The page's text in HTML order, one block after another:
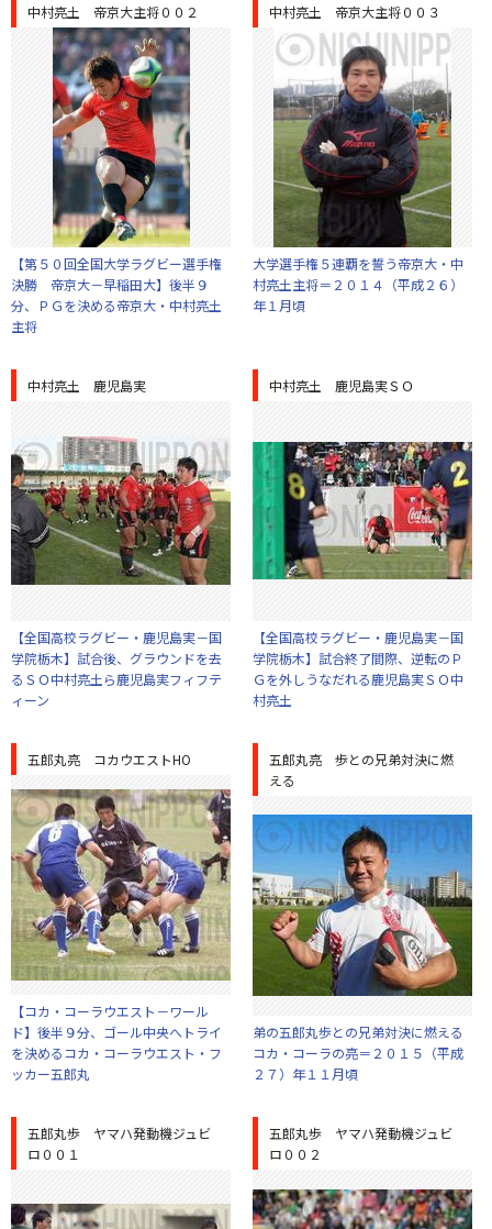
中村亮土 帝京大主将００２
【第５０回全国大学ラグビー選手権
決勝 帝京大－早稲田大】後半９
分、ＰＧを決める帝京大・中村亮土
主将
中村亮土 帝京大主将００３
大学選手権５連覇を誓う帝京大・中
村亮土主将＝２０１４（平成２６）
年１月頃
中村亮土 鹿児島実
【全国高校ラグビー・鹿児島実－国
学院栃木】試合後、グラウンドを去
るＳＯ中村亮土ら鹿児島実フィフテ
ィーン
中村亮土 鹿児島実ＳＯ
【全国高校ラグビー・鹿児島実－国
学院栃木】試合終了間際、逆転のＰ
Ｇを外しうなだれる鹿児島実ＳＯ中
村亮土
五郎丸亮 コカウエストHO
【コカ・コーラウエスト－ワール
ド】後半９分、ゴール中央へトライ
を決めるコカ・コーラウエスト・フ
ッカー五郎丸
五郎丸亮 歩との兄弟対決に燃
える
弟の五郎丸歩との兄弟対決に燃える
コカ・コーラの亮＝２０１５（平成
２７）年１１月頃
五郎丸歩 ヤマハ発動機ジュビ
ロ００１
五郎丸歩 ヤマハ発動機ジュビ
ロ００２